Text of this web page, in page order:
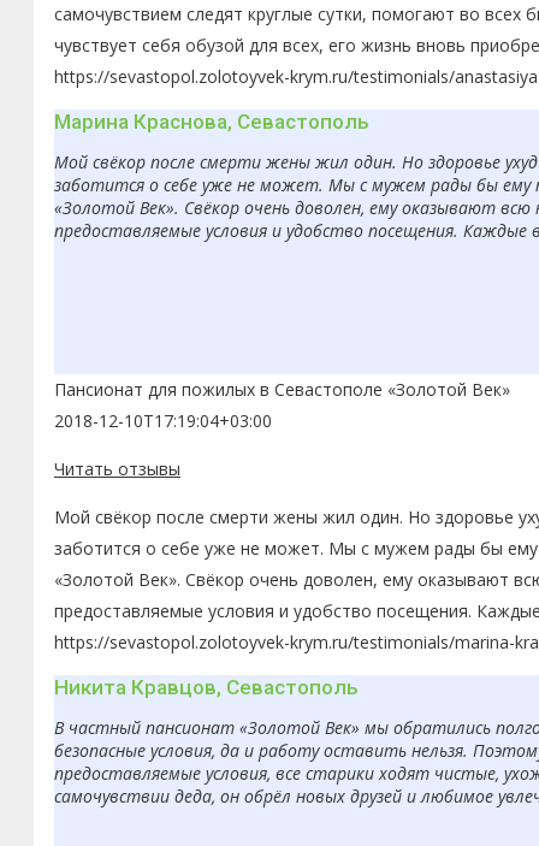
самочувствием следят круглые сутки, помогают во
чувствует себя обузой для всех, его жизнь вновь
https://sevastopol.zolotoyvek-krym.ru/testimonials/
Марина Краснова, Севастополь
Мой свёкор после смерти жены жил один. Но здоровье
заботится о себе уже не может. Мы с мужем рады бы ему
«Золотой Век». Свёкор очень доволен, ему оказывают
предоставляемые условия и удобство посещения.
Пансионат для пожилых в Севастополе «Золотой Век»
2018-12-10T17:19:04+03:00
Читать отзывы
Мой свёкор после смерти жены жил один. Но здоровье
заботится о себе уже не может. Мы с мужем рады бы ему
«Золотой Век». Свёкор очень доволен, ему оказывают
предоставляемые условия и удобство посещения.
https://sevastopol.zolotoyvek-krym.ru/testimonials/marina-
Никита Кравцов, Севастополь
В частный пансионат «Золотой Век» мы обратились
безопасные условия, да и работу оставить нельзя.
предоставляемые условия, все старики ходят чистые,
самочувствии деда, он обрёл новых друзей и любимое